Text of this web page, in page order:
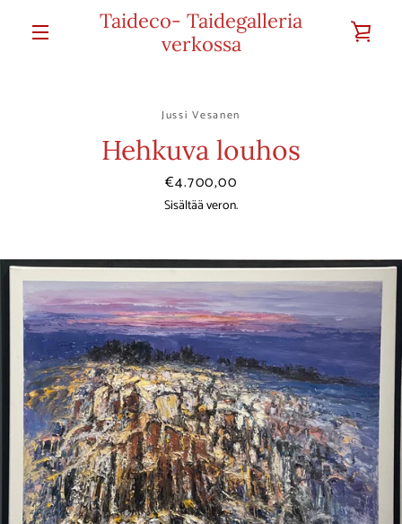
ETSI
UUDESTAAN
Taideco- Taidegalleria
verkossa
Jussi Vesanen
Hehkuva louhos
Hinta
€4.700,00
Sisältää veron.